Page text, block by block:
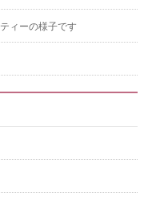
ィーの様子です